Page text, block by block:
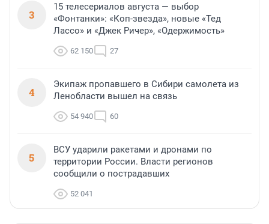
3
15 телесериалов августа — выбор
«Фонтанки»: «Коп-звезда», новые «Тед
Лассо» и «Джек Ричер», «Одержимость»
62 150 27
4
Экипаж пропавшего в Сибири самолета из
Ленобласти вышел на связь
54 940 60
5
ВСУ ударили ракетами и дронами по
территории России. Власти регионов
сообщили о пострадавших
52 041